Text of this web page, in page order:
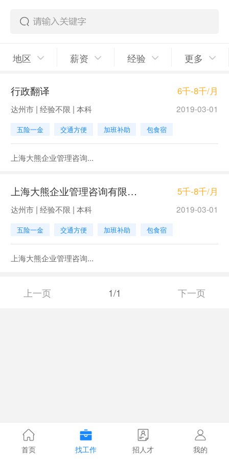
地区 薪资 经验 更多
行政翻译 6千-8千/月
达州市 | 经验不限 | 本科 2019-03-01
五险一金 交通方便 加班补助 包食宿
上海大熊企业管理咨询...
上海大熊企业管理咨询有限公司珠海分公司 5千-8千/月
达州市 | 经验不限 | 本科 2019-03-01
五险一金 交通方便 加班补助 包食宿
上海大熊企业管理咨询...
上一页 1/1 下一页
首页 找工作 招人才 我的